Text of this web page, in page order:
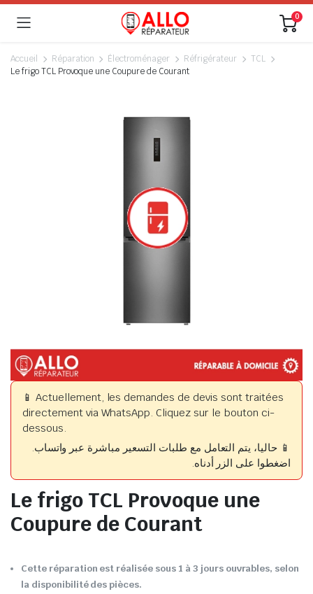
0
Accueil Réparation Électroménager Réfrigérateur
TCL
Le frigo TCL Provoque une Coupure de Courant
📱 Actuellement, les demandes de devis sont traitées
directement via WhatsApp. Cliquez sur le bouton ci-
dessous.
📱 حاليا، يتم التعامل مع طلبات التسعير مباشرة عبر واتساب.
اضغطوا على الزر أدناه.
Le frigo TCL Provoque une
Coupure de Courant
Cette réparation est réalisée sous 1 à 3 jours ouvrables, selon
la disponibilité des pièces.